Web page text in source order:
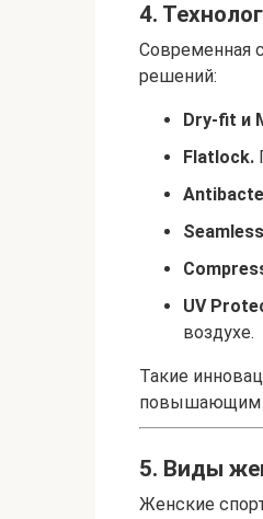
4.
Современная
решений:
Dry-fit и
Flatlock.
UV
воздухе.
Такие
повышающим
5. Виды
Женские